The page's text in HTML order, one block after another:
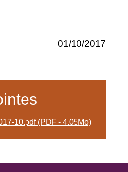
01/10/2017
10.pdf (PDF - 4.05Mo)